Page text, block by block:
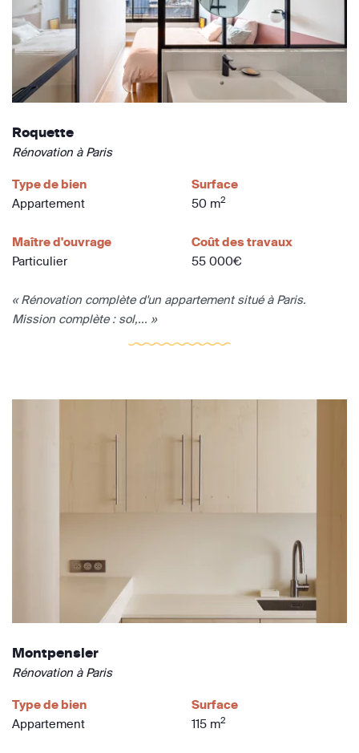
Roquette
Rénovation à Paris
Type de bien
Appartement
Surface
50 m2
Maître d'ouvrage
Particulier
Coût des travaux
55 000€
« Rénovation complète d'un appartement situé à Paris.
Mission complète : sol,... »
Montpensier
Rénovation à Paris
Type de bien
Appartement
Surface
115 m2